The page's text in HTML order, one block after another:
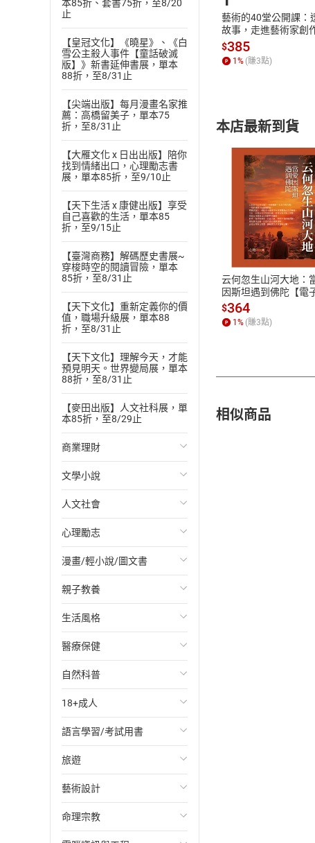
本85折、套書75折，至8/20
止
【皇冠文化】《曉星》、《白
雪公主殺人事件【童話破滅
版】》新書延伸書展，單本
88折，至8/31止
【尖端出版】每月漫畫名家推
薦：高橋留美子，單本75
折，至8/31止
【大雁文化 x 日出出版】陪你
找到情緒出口，心理勵志書
展，單本85折，至9/10止
【天下生活 x 康健出版】享受
自己喜歡的生活，單本85
折，至9/15止
【臺灣商務】解碼歷史書展~
穿梭時空的閱讀冒險，單本
85折，至8/31止
【天下文化】重新定義你的價
值，職場升級展，單本88
折，至8/31止
【天下文化】理解今天，才能
預見明天。世界變局展，單本
88折，至8/31止
【麥田出版】人文社科展，單
本85折，至8/29止
商業理財
投資理財
經濟/趨勢
財務/金融
管理/領導
職場工作術
成功法
行銷/廣告
傳記
商務/商學
會計/統計
文學小說
歐美文學
日本文學
韓國文學
華文文學
經典文學
成長/家庭生活小說
懸疑/推理小說
科幻/奇幻小說
恐怖/驚悚小說
歷史/武俠/神怪小說
愛情/言情小說
同性愛小說
人文社會
國際關係
政治
社會科學
台灣/中國歷史
日/韓歷史
其他歷史/史學
法律
哲學
傳記/回憶錄
文化研究
性別研究
心理勵志
心靈成長/情緒
人際關係
兩性關係
心理學
漫畫/輕小說/圖文書
輕小說
奇幻/科幻
愛情故事
職場/社會寫實
懸疑/推理
恐怖/驚悚
BL/GL
其他主題
親子教養
教育現場
兒童文學/故事
兒童科普/學習
育兒百科
生活風格
飲食/食譜
健身/美顏
運動/遊戲
居家生活
手作/園藝/寵物
醫療保健
健康/養生
常見疾病
醫學/藥學
家庭醫學/飲食保健
懷孕/小兒
自然科普
生物科學
應用科學
數學
自然生態
物理/化學
18+成人
寫真攝影
文學小說
漫畫/輕小說
語言學習/考試用書
考試用書
英語學習
日語學習
旅遊
主題旅遊/地圖
亞洲
藝術設計
攝影
命理宗教
付款方
ATM轉帳、信
藝術的40堂公開課：
故事，走進藝術家創
場，看藝術如何誕生
何形塑人類生活【電子
書】
$385
1% (賺3點)
本店最新到貨
云何忽生山河大地：
因斯坦遇到佛陀【電
書】
$364
1 % (賺3點)
相似商品